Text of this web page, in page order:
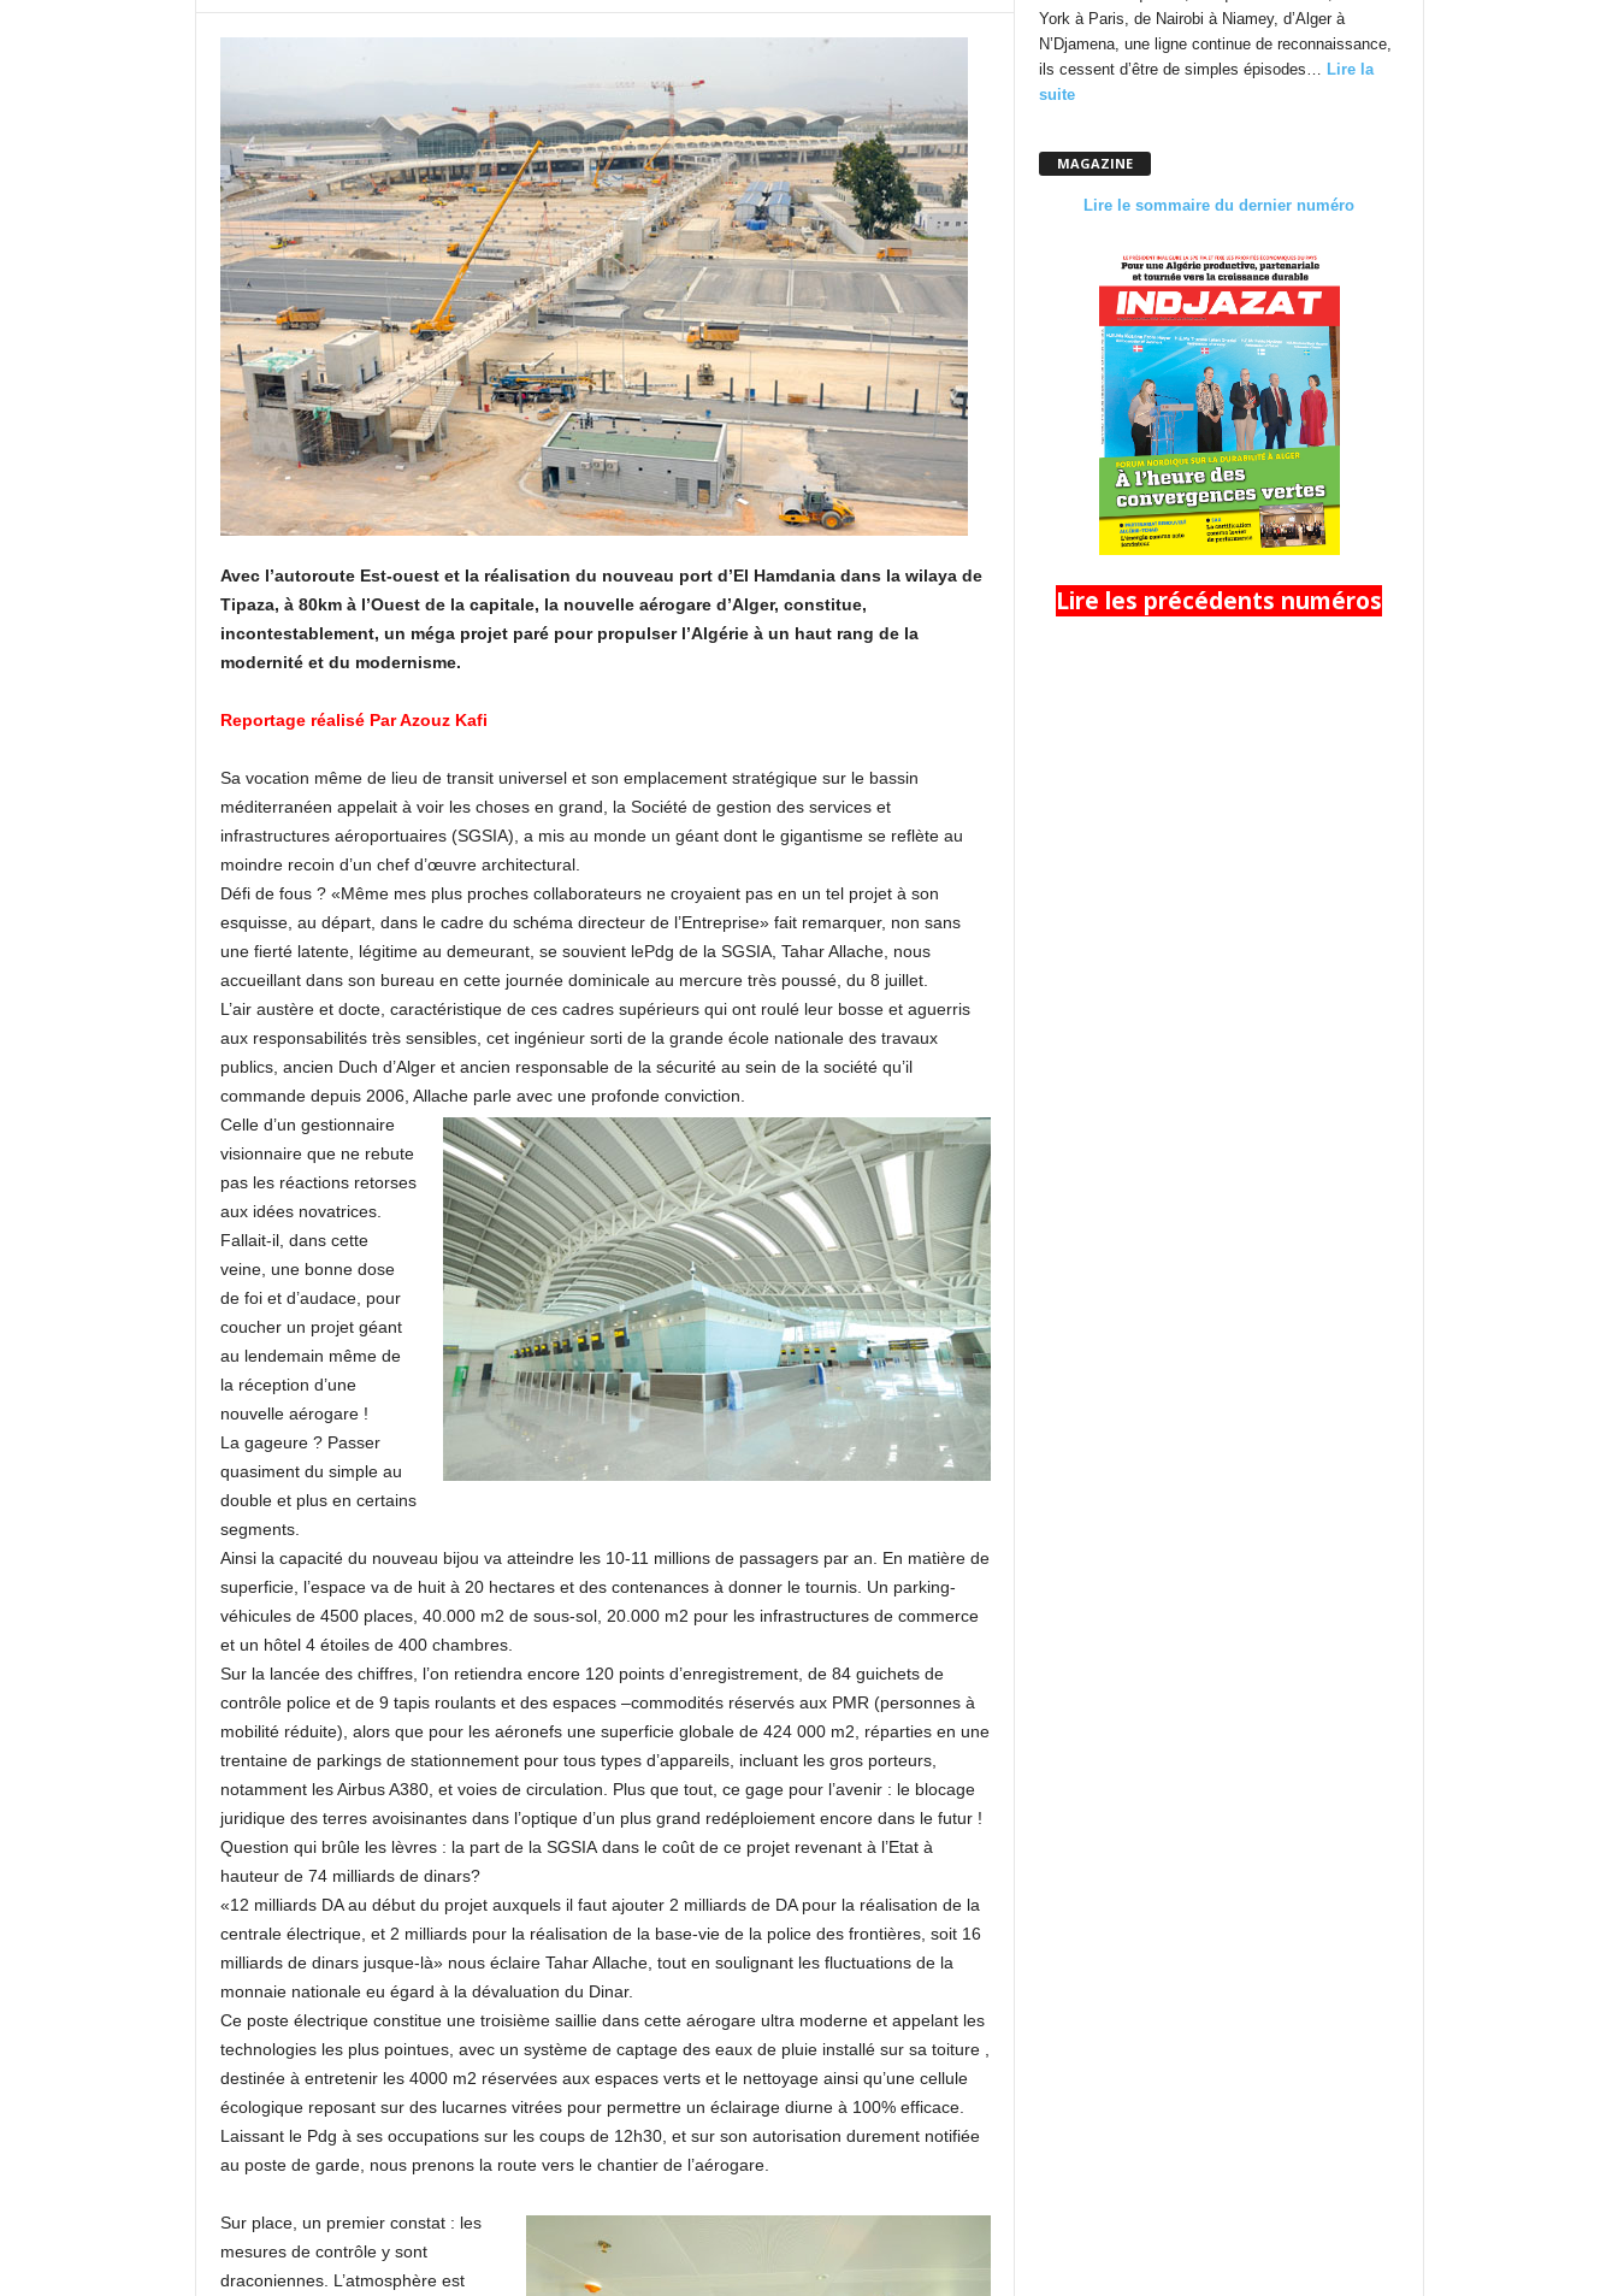
Avec l’autoroute Est-ouest et la réalisation du nouveau port d’El Hamdania dans la wilaya de
Tipaza, à 80km à l’Ouest de la capitale, la nouvelle aérogare d’Alger, constitue,
incontestablement, un méga projet paré pour propulser l’Algérie à un haut rang de la
modernité et du modernisme.
Reportage réalisé Par Azouz Kafi
Sa vocation même de lieu de transit universel et son emplacement stratégique sur le bassin
méditerranéen appelait à voir les choses en grand, la Société de gestion des services et
infrastructures aéroportuaires (SGSIA), a mis au monde un géant dont le gigantisme se reflète au
moindre recoin d’un chef d’œuvre architectural.
Défi de fous ? «Même mes plus proches collaborateurs ne croyaient pas en un tel projet à son
esquisse, au départ, dans le cadre du schéma directeur de l’Entreprise» fait remarquer, non sans
une fierté latente, légitime au demeurant, se souvient lePdg de la SGSIA, Tahar Allache, nous
accueillant dans son bureau en cette journée dominicale au mercure très poussé, du 8 juillet.
L’air austère et docte, caractéristique de ces cadres supérieurs qui ont roulé leur bosse et aguerris
aux responsabilités très sensibles, cet ingénieur sorti de la grande école nationale des travaux
publics, ancien Duch d’Alger et ancien responsable de la sécurité au sein de la société qu’il
commande depuis 2006, Allache parle avec une profonde conviction.
Celle d’un gestionnaire
visionnaire que ne rebute
pas les réactions retorses
aux idées novatrices.
Fallait-il, dans cette
veine, une bonne dose
de foi et d’audace, pour
coucher un projet géant
au lendemain même de
la réception d’une
nouvelle aérogare !
La gageure ? Passer
quasiment du simple au
double et plus en certains
segments.
Ainsi la capacité du nouveau bijou va atteindre les 10-11 millions de passagers par an. En matière de
superficie, l’espace va de huit à 20 hectares et des contenances à donner le tournis. Un parking-
véhicules de 4500 places, 40.000 m2 de sous-sol, 20.000 m2 pour les infrastructures de commerce
et un hôtel 4 étoiles de 400 chambres.
Sur la lancée des chiffres, l’on retiendra encore 120 points d’enregistrement, de 84 guichets de
contrôle police et de 9 tapis roulants et des espaces –commodités réservés aux PMR (personnes à
mobilité réduite), alors que pour les aéronefs une superficie globale de 424 000 m2, réparties en une
trentaine de parkings de stationnement pour tous types d’appareils, incluant les gros porteurs,
notamment les Airbus A380, et voies de circulation. Plus que tout, ce gage pour l’avenir : le blocage
juridique des terres avoisinantes dans l’optique d’un plus grand redéploiement encore dans le futur !
Question qui brûle les lèvres : la part de la SGSIA dans le coût de ce projet revenant à l’Etat à
hauteur de 74 milliards de dinars?
«12 milliards DA au début du projet auxquels il faut ajouter 2 milliards de DA pour la réalisation de la
centrale électrique, et 2 milliards pour la réalisation de la base-vie de la police des frontières, soit 16
milliards de dinars jusque-là» nous éclaire Tahar Allache, tout en soulignant les fluctuations de la
monnaie nationale eu égard à la dévaluation du Dinar.
Ce poste électrique constitue une troisième saillie dans cette aérogare ultra moderne et appelant les
technologies les plus pointues, avec un système de captage des eaux de pluie installé sur sa toiture ,
destinée à entretenir les 4000 m2 réservées aux espaces verts et le nettoyage ainsi qu’une cellule
écologique reposant sur des lucarnes vitrées pour permettre un éclairage diurne à 100% efficace.
Laissant le Pdg à ses occupations sur les coups de 12h30, et sur son autorisation durement notifiée
au poste de garde, nous prenons la route vers le chantier de l’aérogare.
Sur place, un premier constat : les
mesures de contrôle y sont
draconiennes. L’atmosphère est
York à Paris, de Nairobi à Niamey, d’Alger à
N’Djamena, une ligne continue de reconnaissance,
ils cessent d’être de simples épisodes…
Lire la
suite
MAGAZINE
Lire le sommaire du dernier numéro
Lire les précédents numéros